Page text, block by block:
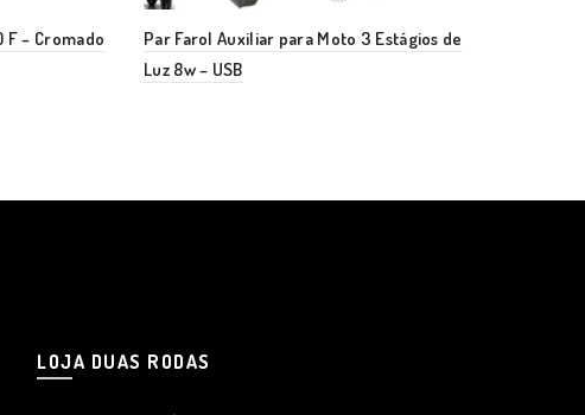
F – Cromado
Par Farol Auxiliar para Moto 3 Estágios de
Luz 8w – USB
LOJA DUAS RODAS